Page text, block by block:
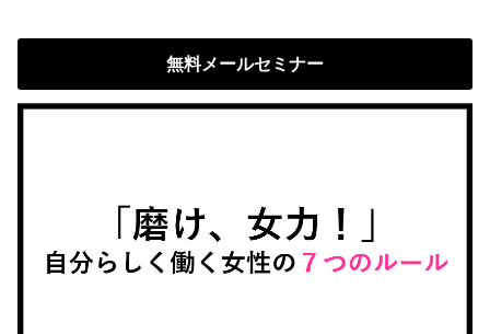
無料メールセミナー